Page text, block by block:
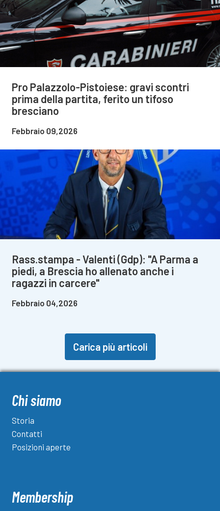
Pro Palazzolo-Pistoiese: gravi scontri
prima della partita, ferito un tifoso
bresciano
Febbraio 09,2026
Rass.stampa - Valenti (Gdp): "A Parma a
piedi, a Brescia ho allenato anche i
ragazzi in carcere"
Febbraio 04,2026
Carica più articoli
Chi siamo
Storia
Contatti
Posizioni aperte
Membership